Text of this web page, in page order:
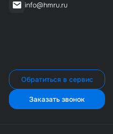
info@hmru.ru
Обратиться в сервис
Заказать звонок